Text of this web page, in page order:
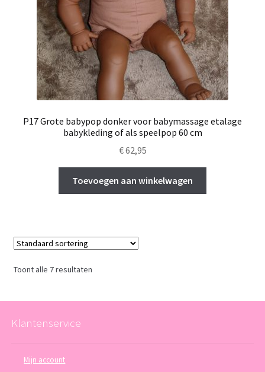
P17 Grote babypop donker voor babymassage etalage
babykleding of als speelpop 60 cm
€62,95
Toevoegen aan winkelwagen
Toont alle 7 resultaten
Klantenservice
Mijn account